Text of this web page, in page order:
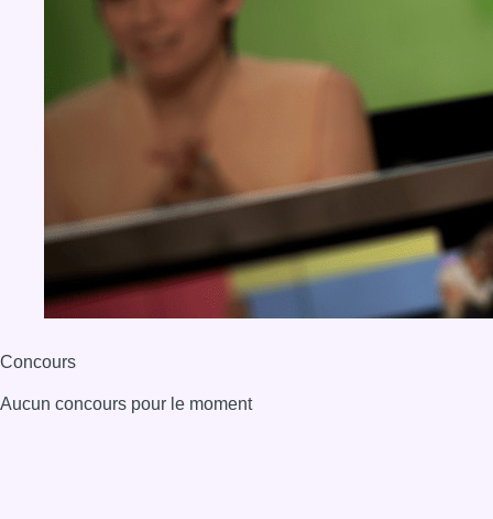
Concours
Aucun concours pour le moment